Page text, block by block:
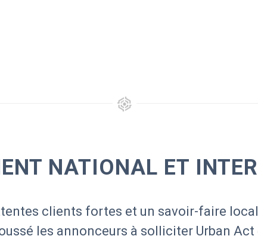
NATIONAL ET
clients fortes et un savoir-faire
les annonceurs à solliciter Urban